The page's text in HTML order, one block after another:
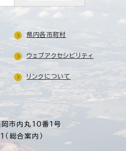
市内丸10番1号
総合案内）
県内各市町村
ウェブアクセシビリティ
リンクについて